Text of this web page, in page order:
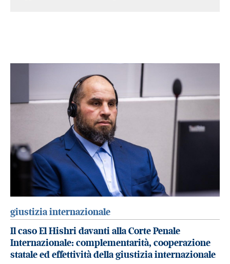
giustizia internazionale
Il caso El Hishri davanti alla Corte Penale
Internazionale: complementarità, cooperazione
statale ed effettività della giustizia internazionale